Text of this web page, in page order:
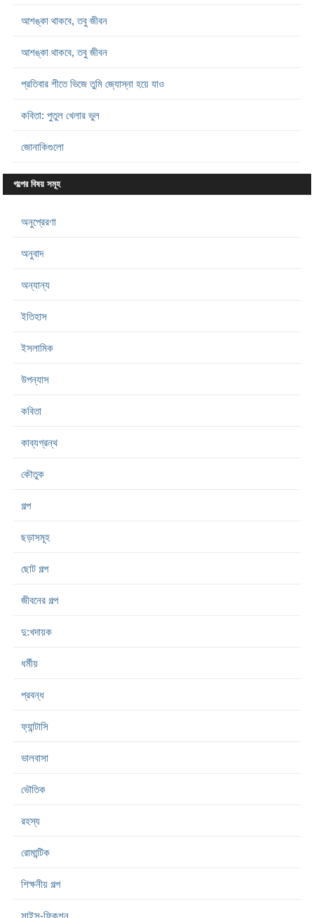
আশঙ্কা থাকবে, তবু জীবন
আশঙ্কা থাকবে, তবু জীবন
প্রতিবার শীতে ভিজে তুমি জ্যোস্না হয়ে যাও
কবিতা: পুতুল খেলার ভুল
জোনাকিগুলো
গল্পের বিষয় সমূহ
অনুপ্রেরণা
অনুবাদ
অন্যান্য
ইতিহাস
ইসলামিক
উপন্যাস
কবিতা
কাব্যগ্রন্থ
কৌতুক
গল্প
ছড়াসমূহ
ছোট গল্প
জীবনের গল্প
দু:খদায়ক
ধর্মীয়
প্রবন্ধ
ফ্যান্টাসি
ভালবাসা
ভৌতিক
রহস্য
রোমান্টিক
শিক্ষনীয় গল্প